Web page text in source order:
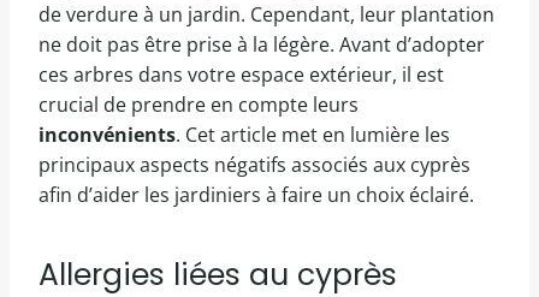
de verdure à un jardin. Cependant, leur plantation
ne doit pas être prise à la légère. Avant d’adopter
ces arbres dans votre espace extérieur, il est
crucial de prendre en compte leurs
inconvénients. Cet article met en lumière les
principaux aspects négatifs associés aux cyprès
afin d’aider les jardiniers à faire un choix éclairé.
Allergies liées au cyprès